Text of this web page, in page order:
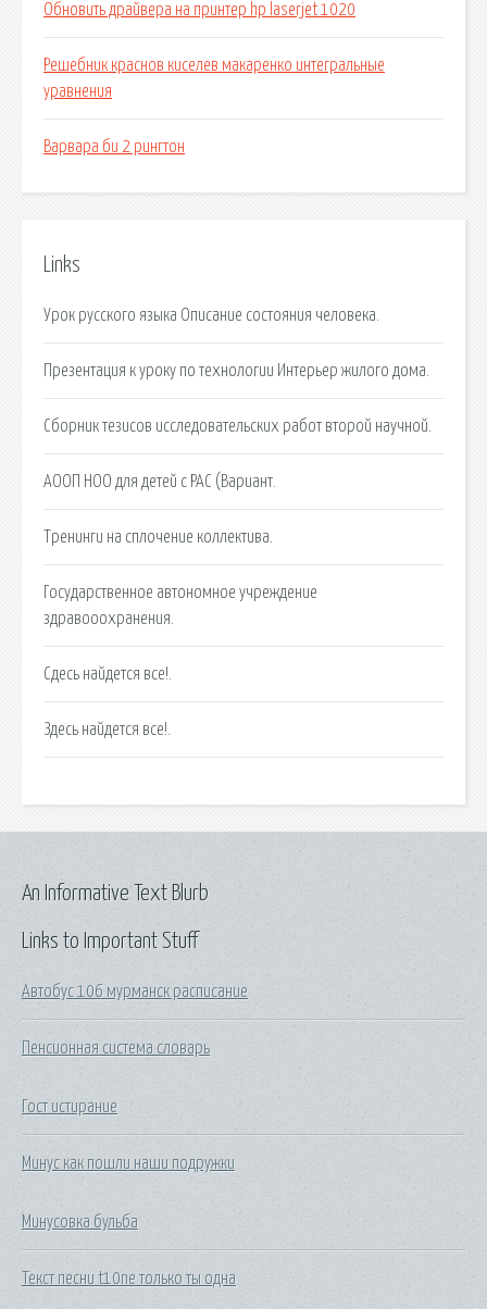
Обновить драйвера на принтер hp laserjet 1020
Решебник краснов киселев макаренко интегральные
уравнения
Варвара би 2 рингтон
Links
Урок русского языка Описание состояния человека.
Презентация к уроку по технологии Интерьер жилого дома.
Сборник тезисов исследовательских работ второй научной.
АООП НОО для детей с РАС (Вариант.
Тренинги на сплочение коллектива.
Государственное автономное учреждение
здравооохранения.
Сдесь найдется все!.
Здесь найдется все!.
Links to Important Stuff
Автобус 106 мурманск расписание
Пенсионная система словарь
Гост истирание
Минус как пошли наши подружки
Минусовка бульба
Текст песни t10ne только ты одна
An Informative Text Blurb